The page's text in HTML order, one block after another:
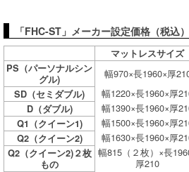
「FHC-ST」メーカー設定価格（税込
マットレスサイズ
PS（パーソナルシン
グル)
幅970×長1960×厚
SD（セミダブル) 幅1220×長1960×厚
D（ダブル) 幅1390×長1960×厚
Q1（クイーン1) 幅1500×長1960×厚
Q2（クイーン2) 幅1630×長1960×厚
Q2（クイーン2)２枚
もの
幅815（２枚）×長
厚210